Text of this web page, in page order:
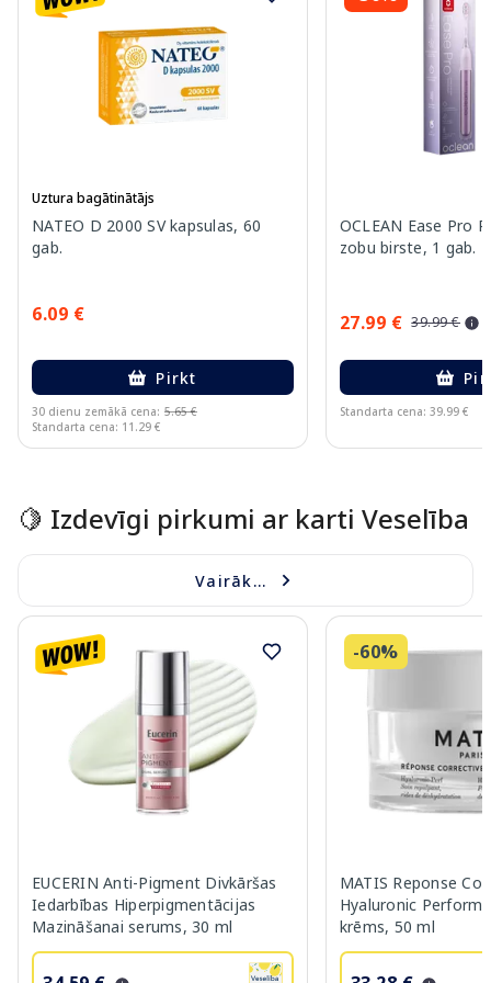
Uztura bagātinātājs
NATEO D 2000 SV kapsulas, 60
gab.
6.09 €
Pirkt
30 dienu zemākā cena: 5.65 €
Standarta cena: 11.29 €
OCLEAN Ease Pro
zobu birste, 1 gab.
27.99 € 39.99 €
Standarta cena: 39.99 €
🍋 Izdevīgi pirkumi ar karti Veselība
Vairāk...
EUCERIN Anti-Pigment Divkāršas
Iedarbības Hiperpigmentācijas
Mazināšanai serums, 30 ml
-60%
MATIS Reponse
Hyaluronic
krēms, 50 ml